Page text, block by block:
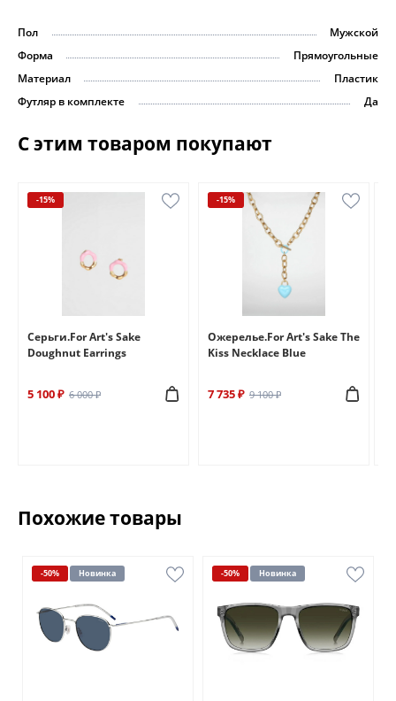
Пол
Мужской
Форма
Прямоугольные
Материал
Пластик
Футляр в комплекте
Да
С этим товаром покупают
-15%
Серьги.For Art's Sake
Doughnut Earrings
5 100 ₽ 6 000 ₽
-15%
Ожерелье.For Art's Sake The
Kiss Necklace Blue
7 735 ₽ 9 100 ₽
Похожие товары
-50% Новинка -50% Новинка